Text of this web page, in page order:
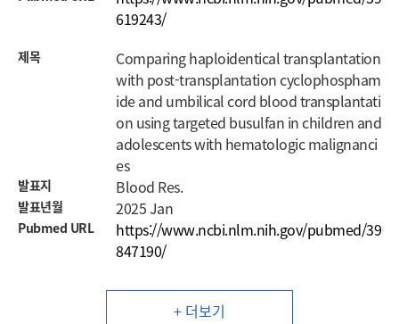
619243/
제목
Comparing haploidentical transplantation
with post-transplantation cyclophospham
ide and umbilical cord blood transplantati
on using targeted busulfan in children and
adolescents with hematologic malignanci
es
발표지 Blood Res.
발표년월 2025 Jan
Pubmed URL
https://www.ncbi.nlm.nih.gov/pubmed/39
847190/
+ 더보기